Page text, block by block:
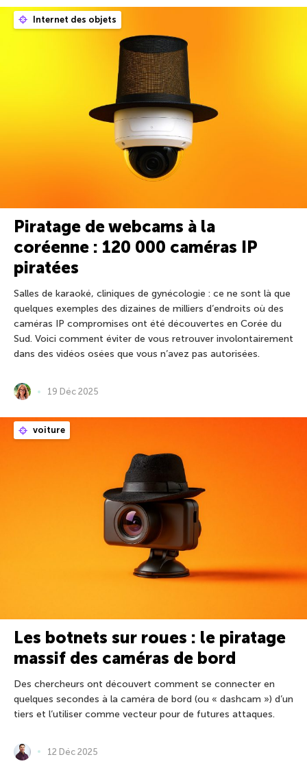
Internet des objets
Piratage de webcams à la
coréenne : 120 000 caméras IP
piratées
Salles de karaoké, cliniques de gynécologie : ce ne sont là que
quelques exemples des dizaines de milliers d’endroits où des
caméras IP compromises ont été découvertes en Corée du
Sud. Voici comment éviter de vous retrouver involontairement
dans des vidéos osées que vous n’avez pas autorisées.
19 Déc 2025
voiture
Les botnets sur roues : le piratage
massif des caméras de bord
Des chercheurs ont découvert comment se connecter en
quelques secondes à la caméra de bord (ou « dashcam ») d’un
tiers et l’utiliser comme vecteur pour de futures attaques.
12 Déc 2025